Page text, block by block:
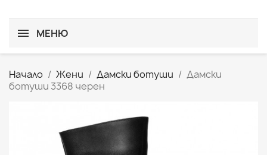
МЕНЮ
Начало Жени Дамски ботуши
Дамски
ботуши 3368 черен